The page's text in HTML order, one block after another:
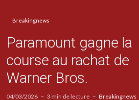
Breakingnews
Paramount gagne la
course au rachat de
Warner Bros.
04/03/2026 3 min de lecture Breakingnews